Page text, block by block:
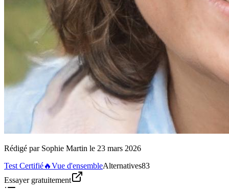
Rédigé par Sophie Martin le 23 mars 2026
Test Certifié🔥Vue d'ensembleAlternatives83
Essayer gratuitement